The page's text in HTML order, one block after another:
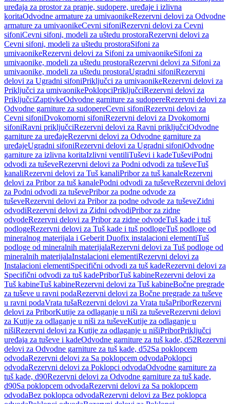
uređaja za prostor za pranje, sudopere, uređaje i izlivna
koritaOdvodne armature za umivaonikeRezervni delovi za Odvodne
armature za umivaonikeCevni sifoniRezervni delovi za Cevni
sifoniCevni sifoni, modeli za uštedu prostoraRezervni delovi za
Cevni sifoni, modeli za uštedu prostoraSifoni za
umivaonikeRezervni delovi za Sifoni za umivaonikeSifoni za
umivaonike, modeli za uštedu prostoraRezervni delovi za Sifoni za
umivaonike, modeli za uštedu prostoraUgradni sifoniRezervni
delovi za Ugradni sifoniPriključci za umivaonikeRezervni delovi za
Priključci za umivaonikePoklopciPriključciRezervni delovi za
PriključciZaptivkeOdvodne garniture za sudopereRezervni delovi za
Odvodne garniture za sudopereCevni sifoniRezervni delovi za
Cevni sifoniDvokomorni sifoniRezervni delovi za Dvokomorni
sifoniRavni priključciRezervni delovi za Ravni priključciOdvodne
garniture za uređajeRezervni delovi za Odvodne garniture za
uređajeUgradni sifoniRezervni delovi za Ugradni sifoniOdvodne
garniture za izlivna koritaIzlivni ventiliTuševi i kadeTuševiPodni
odvodi za tuševeRezervni delovi za Podni odvodi za tuševeTuš
kanaliRezervni delovi za Tuš kanaliPribor za tuš kanaleRezervni
delovi za Pribor za tuš kanalePodni odvodi za tuševeRezervni delovi
za Podni odvodi za tuševePribor za podne odvode za
tuševeRezervni delovi za Pribor za podne odvode za tuševeZidni
odvodiRezervni delovi za Zidni odvodiPribor za zidne
odvodeRezervni delovi za Pribor za zidne odvodeTuš kade i tuš
podlogeRezervni delovi za Tuš kade i tuš podlogeTuš podloge od
mineralnog materijala i Geberit Duofix instalacioni elementiTuš
podloge od mineralnih materijalaRezervni delovi za Tuš podloge od
mineralnih materijalaInstalacioni elementiRezervni delovi za
Instalacioni elementiSpecifični odvodi za tuš kadeRezervni delovi za
Specifični odvodi za tuš kadePriborTuš kabineRezervni delovi za
Tuš kabineTuš kabineRezervni delovi za Tuš kabineBočne pregrade
za tuševe u ravni podaRezervni delovi za Bočne pregrade za tuševe
u ravni podaVrata tušaRezervni delovi za Vrata tušaPriborRezervni
delovi za PriborKutije za odlaganje u niši za tuševeRezervni delovi
za Kutije za odlaganje u niši za tuševeKutije za odlaganje u
nišiRezervni delovi za Kutije za odlaganje u nišiPriborPriključci
uređaja za tuševe i kadeOdvodne garniture za tuš kade, d52Rezervni
delovi za Odvodne garniture za tuš kade, d52Sa poklopcem
odvodaRezervni delovi za Sa poklopcem odvodaPoklopci
odvodaRezervni delovi za Poklopci odvodaOdvodne garniture za
tuš kade, d90Rezervni delovi za Odvodne garniture za tuš kade,
d90Sa poklopcem odvodaRezervni delovi za Sa poklopcem
odvodaBez poklopca odvodaRezervni delovi za Bez poklopca